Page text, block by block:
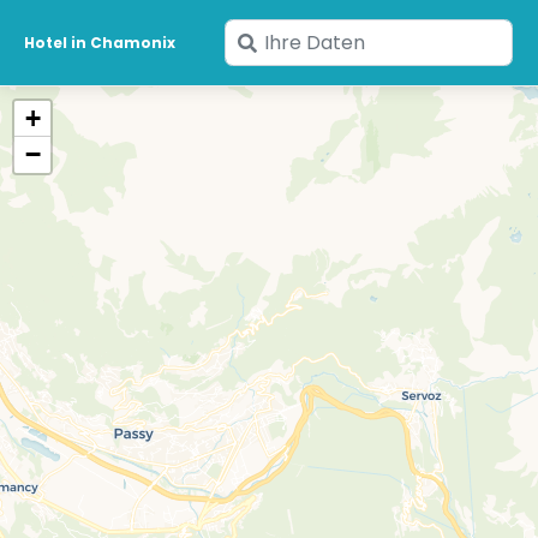
Hotel in Chamonix
Geben
Sie
+
−